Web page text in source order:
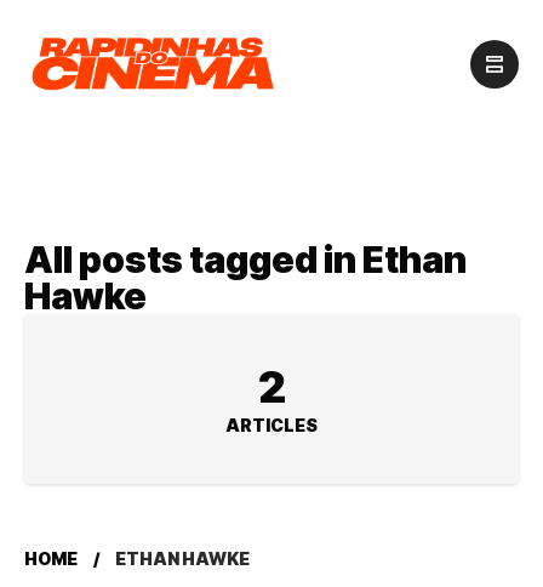
All posts tagged in Ethan
Hawke
2
ARTICLES
HOME ETHAN HAWKE